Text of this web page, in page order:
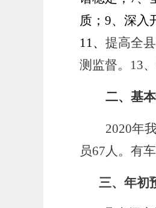
质；9、深入
11、 提高全
测监督。 13
二、基
2020年
员67人。有
三、年初